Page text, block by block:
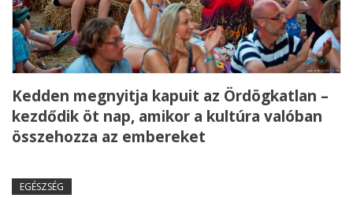
Kedden megnyitja kapuit az Ördögkatlan –
kezdődik öt nap, amikor a kultúra valóban
összehozza az embereket
EGÉSZSÉG